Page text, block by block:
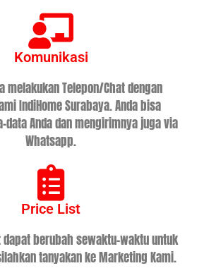
Komunikasi
melakukan Telepon/Chat dengan
IndiHome Surabaya. Anda bisa
data Anda dan mengirimnya juga via
Whatsapp.
Price List
berubah sewaktu-waktu untuk
tanyakan ke Marketing Kami.